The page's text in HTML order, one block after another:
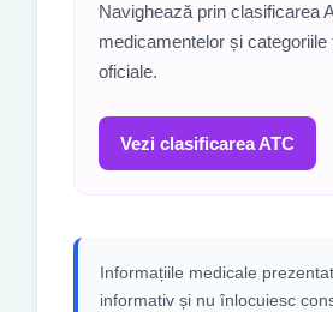
Navighează prin clasificarea
medicamentelor și categoriile
oficiale.
Vezi clasificarea ATC
Informațiile medicale
informativ și nu înlocuiesc